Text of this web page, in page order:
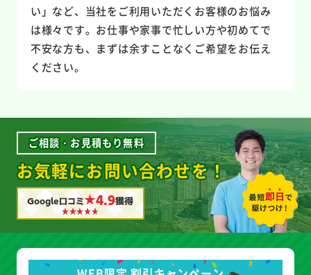
い」など、当社をご利用いただくお客様のお悩み
は様々です。お仕事や家事で忙しい方や初めてで
不安な方も、まずは余すことなくご希望をお伝え
ください。
ご相談・お見積もり無料
お気軽にお問い合わせを！
Google口コミ★4.9獲得